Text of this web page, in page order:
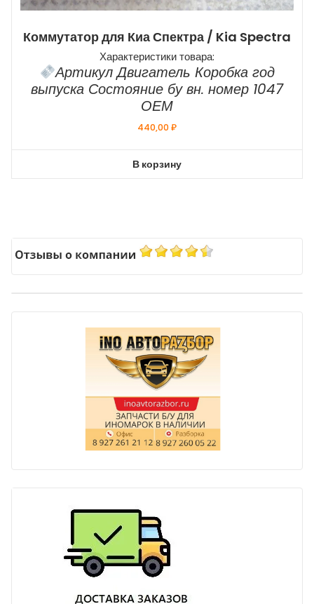
Коммутатор для Киа Спектра / Kia Spectra
Характеристики товара:
Артикул Двигатель Коробка год
выпуска Состояние бу вн. номер 1047
ОЕМ
440,00₽
В корзину